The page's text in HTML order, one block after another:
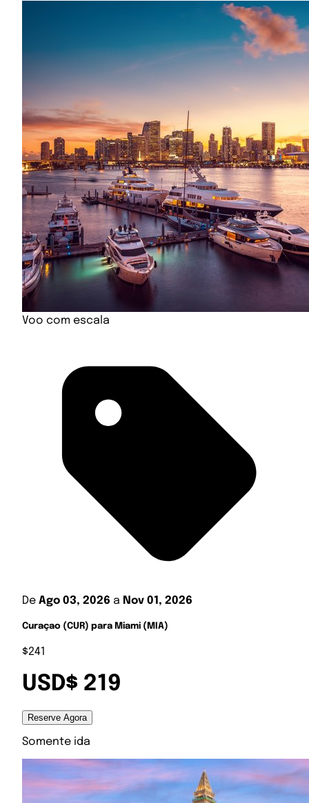
Voo com escala
De Ago 03, 2026 a Nov 01, 2026
Curaçao (CUR) para Miami (MIA)
$241
USD$ 219
Reserve Agora
Somente ida